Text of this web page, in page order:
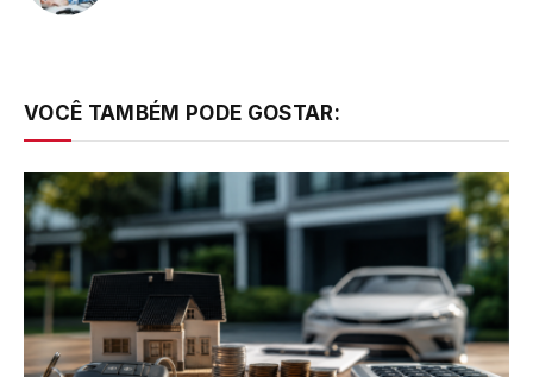
VOCÊ TAMBÉM PODE GOSTAR: